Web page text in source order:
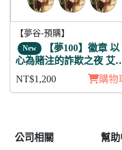
【夢谷-預購】
New 【夢100】徽章 以
心為賭注的詐欺之夜 艾
NT$1,200 購物
公司相關 幫